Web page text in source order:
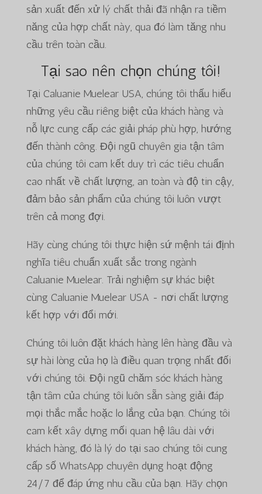
sản xuất đến xử lý chất thải đã nhận ra tiềm
năng của hợp chất này, qua đó làm tăng nhu
cầu trên toàn cầu.
Tại sao nên chọn chúng tôi!
Tại Caluanie Muelear USA, chúng tôi thấu hiểu
những yêu cầu riêng biệt của khách hàng và
nỗ lực cung cấp các giải pháp phù hợp, hướng
đến thành công. Đội ngũ chuyên gia tận tâm
của chúng tôi cam kết duy trì các tiêu chuẩn
cao nhất về chất lượng, an toàn và độ tin cậy,
đảm bảo sản phẩm của chúng tôi luôn vượt
trên cả mong đợi.
Hãy cùng chúng tôi thực hiện sứ mệnh tái định
nghĩa tiêu chuẩn xuất sắc trong ngành
Caluanie Muelear. Trải nghiệm sự khác biệt
cùng Caluanie Muelear USA - nơi chất lượng
kết hợp với đổi mới.
Chúng tôi luôn đặt khách hàng lên hàng đầu và
sự hài lòng của họ là điều quan trọng nhất đối
với chúng tôi. Đội ngũ chăm sóc khách hàng
tận tâm của chúng tôi luôn sẵn sàng giải đáp
mọi thắc mắc hoặc lo lắng của bạn. Chúng tôi
cam kết xây dựng mối quan hệ lâu dài với
khách hàng, đó là lý do tại sao chúng tôi cung
cấp số WhatsApp chuyên dụng hoạt động
24/7 để đáp ứng nhu cầu của bạn. Hãy chọn